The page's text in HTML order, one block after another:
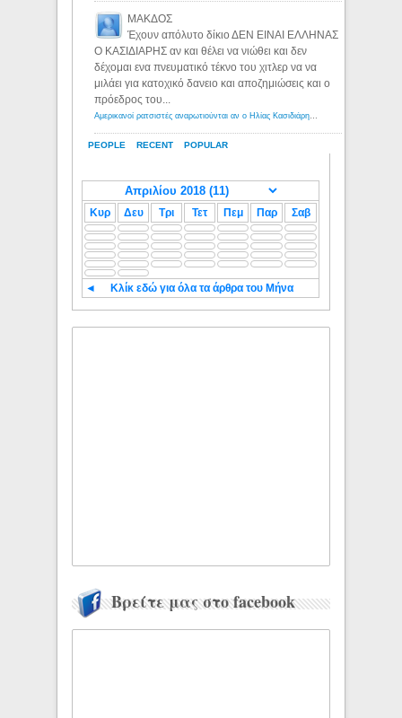
PEOPLE RECENT POPULAR
ΜΑΚΔΟΣ
Έχουν απόλυτο δίκιο ΔΕΝ ΕΙΝΑΙ ΕΛΛΗΝΑΣ
Ο ΚΑΣΙΔΙΑΡΗΣ αν και θέλει να νιώθει και δεν
δέχομαι ενα πνευματικό τέκνο του χιτλερ να να
μιλάει για κατοχικό δανειο και αποζημιώσεις και ο
πρόεδρος του...
Αμερικανοί ρατσιστές αναρωτιούνται αν ο Ηλίας Κασιδιάρης ανήκει στη λευκή φυλή... - Λόγιος Ερμής
Κυρ Δευ Τρι Τετ Πεμ Παρ Σαβ
◄ Κλίκ εδώ για όλα τα άρθρα του Μήνα
Βρείτε μας στο facebook